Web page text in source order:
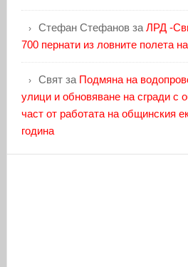
Стефан СтефановзаЛРД -
700 пернати из ловните полета
Святза Подмяна на
улици и обновяване на сгради с
част от работата на общинския
година